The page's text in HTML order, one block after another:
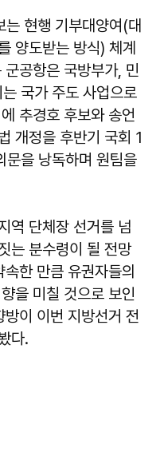
현행 기부대양여(대
양도받는 방식) 체계
공항은 국방부가, 민
국가 주도 사업으로
추경호 후보와 송언
개정을 후반기 국회 1
문을 낭독하며 원팀을
역 단체장 선거를 넘
는 분수령이 될 전망
한 만큼 유권자들의
을 미칠 것으로 보인
이 이번 지방선거 전
다.